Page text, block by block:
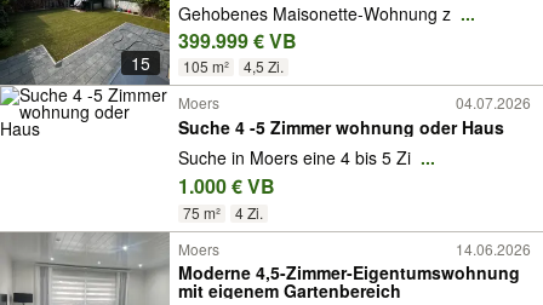
15
Gehobenes Maisonette-Wohnung z ...
399.999 € VB
105 m²
4,5 Zi.
Moers
04.07.2026
Suche 4 -5 Zimmer wohnung oder Haus
Suche in Moers eine 4 bis 5 Zi ...
1.000 € VB
75 m² 4 Zi.
Moers 14.06.2026
Moderne 4,5-Zimmer-Eigentumswohnung
mit eigenem Gartenbereich